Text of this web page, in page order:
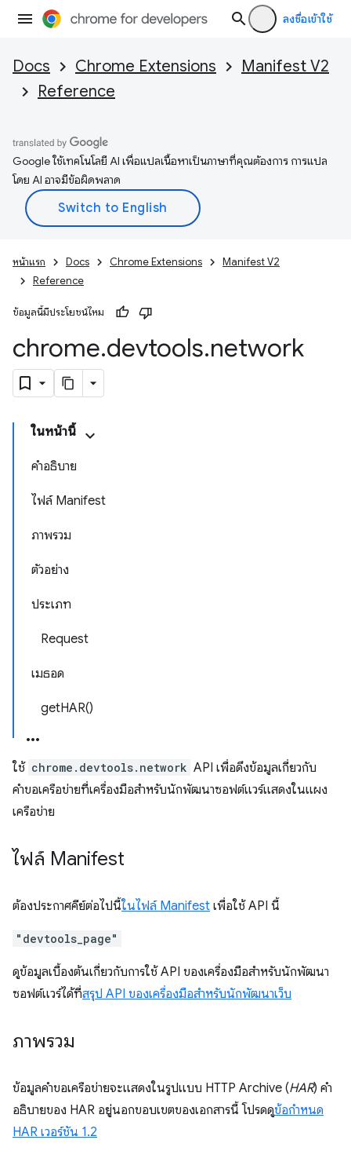
ลงชื่อเข้าใช้
Docs Chrome Extensions
Manifest V2
Reference
Google ใช้เทคโนโลยี AI เพื่อแปลเนื้อหาเป็นภาษาที่คุณต้องการ การแปล
โดย AI อาจมีข้อผิดพลาด
หน้าแรก Docs Chrome Extensions
Manifest V2
Reference
ข้อมูลนี้มีประโยชน์ไหม
chrome.devtools.network
ในหน้านี้
คำอธิบาย
ไฟล์ Manifest
ภาพรวม
ตัวอย่าง
ประเภท
Request
เมธอด
getHAR()
ใช้ chrome.devtools.network API เพื่อดึงข้อมูลเกี่ยวกับ
คำขอเครือข่ายที่เครื่องมือสำหรับนักพัฒนาซอฟต์แวร์แสดงในแผง
เครือข่าย
ไฟล์ Manifest
ต้องประกาศคีย์ต่อไปนี้ในไฟล์ Manifest เพื่อใช้ API นี้
"devtools_page"
ดูข้อมูลเบื้องต้นเกี่ยวกับการใช้ API ของเครื่องมือสำหรับนักพัฒนา
ซอฟต์แวร์ได้ที่สรุป API ของเครื่องมือสำหรับนักพัฒนาเว็บ
ภาพรวม
ข้อมูลคำขอเครือข่ายจะแสดงในรูปแบบ HTTP Archive (HAR) คำ
อธิบายของ HAR อยู่นอกขอบเขตของเอกสารนี้ โปรดดูข้อกำหนด
HAR เวอร์ชัน 1.2